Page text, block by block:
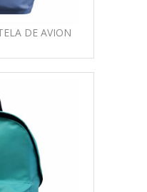
DE AVION